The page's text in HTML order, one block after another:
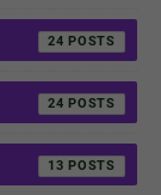
24
24
13